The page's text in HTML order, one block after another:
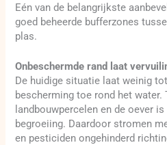
Eén van de belangrijkste
goed beheerde bufferzones
plas.
Onbeschermde rand laat
De huidige situatie laat weinig
bescherming toe rond het water.
landbouwpercelen en de oever
begroeiing. Daardoor stromen
en pesticiden ongehinderd